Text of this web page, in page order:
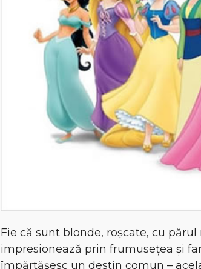
Fie că sunt blonde, roșcate, cu
impresionează prin frumusețea și
împărtășesc un destin comun –